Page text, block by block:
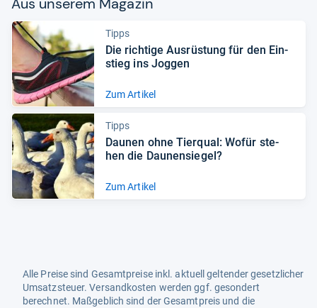
Tipps
Die rich­tige Aus­rüs­tung für den Ein­
stieg ins Jog­gen
Zum Artikel
Tipps
Dau­nen ohne Tier­qual: Wofür ste­
hen die Dau­nen­sie­gel?
Zum Artikel
Alle Preise sind Gesamtpreise inkl. aktuell geltender gesetzlicher
Umsatzsteuer. Versandkosten werden ggf. gesondert
berechnet. Maßgeblich sind der Gesamtpreis und die